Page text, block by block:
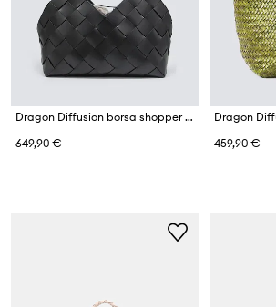
Dragon Diffusion borsa shopper da donna in pelle
649,90 €
459,90 €